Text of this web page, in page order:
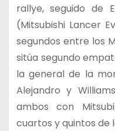
rallye, seguido de
(Mitsubishi Lancer
segundos entre los
sitúa segundo
la general de la
Alejandro y
ambos con
cuartos y quintos de